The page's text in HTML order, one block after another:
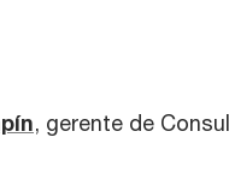
, gerente de